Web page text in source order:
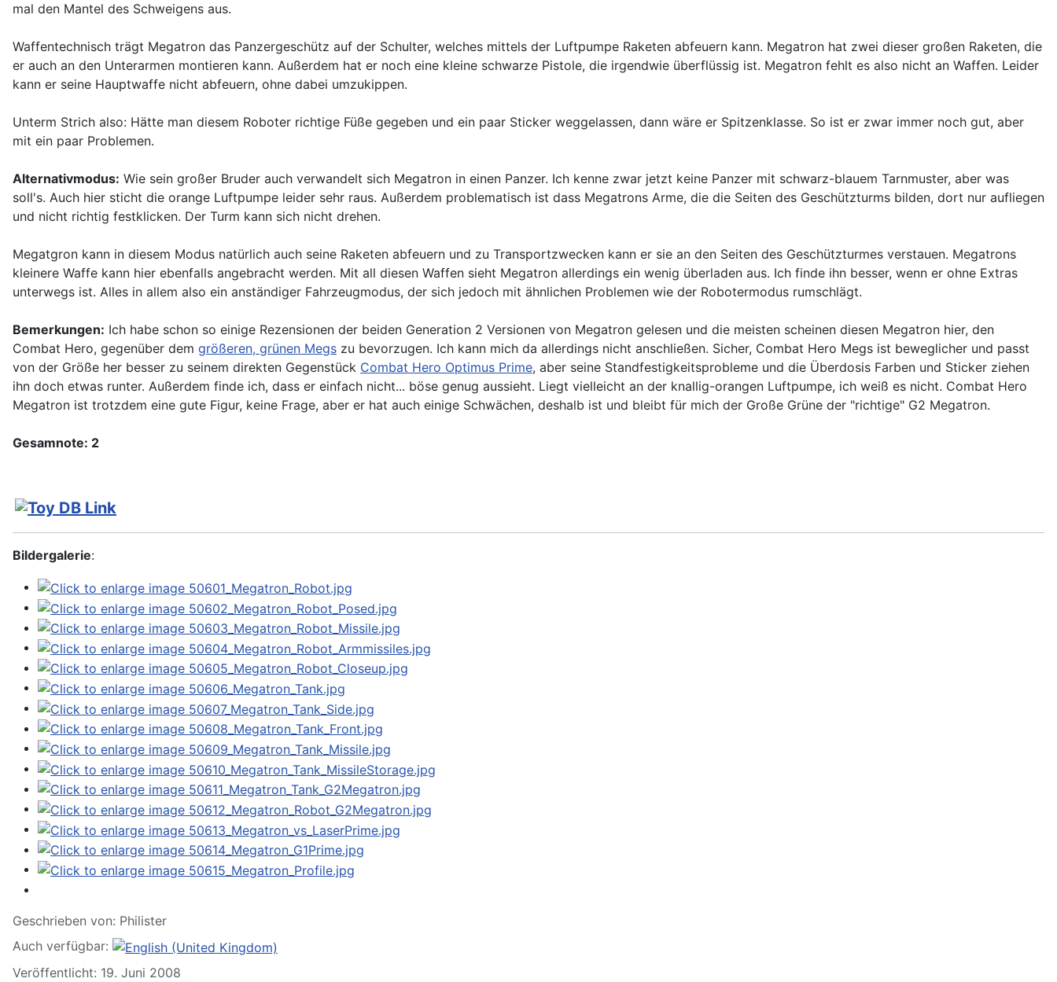
mal den Mantel des Schweigens aus.
Waffentechnisch trägt Megatron das Panzergeschütz auf der Schulter, welches mittels der Luftpumpe Raketen abfeuern kann. Megatron hat zwei dieser großen Raketen, die
er auch an den Unterarmen montieren kann. Außerdem hat er noch eine kleine schwarze Pistole, die irgendwie überflüssig ist. Megatron fehlt es also nicht an Waffen. Leider
kann er seine Hauptwaffe nicht abfeuern, ohne dabei umzukippen.
Unterm Strich also: Hätte man diesem Roboter richtige Füße gegeben und ein paar Sticker weggelassen, dann wäre er Spitzenklasse. So ist er zwar immer noch gut, aber
mit ein paar Problemen.
Alternativmodus: Wie sein großer Bruder auch verwandelt sich Megatron in einen Panzer. Ich kenne zwar jetzt keine Panzer mit schwarz-blauem Tarnmuster, aber was
soll's. Auch hier sticht die orange Luftpumpe leider sehr raus. Außerdem problematisch ist dass Megatrons Arme, die die Seiten des Geschützturms bilden, dort nur aufliegen
und nicht richtig festklicken. Der Turm kann sich nicht drehen.
Megatgron kann in diesem Modus natürlich auch seine Raketen abfeuern und zu Transportzwecken kann er sie an den Seiten des Geschützturmes verstauen. Megatrons
kleinere Waffe kann hier ebenfalls angebracht werden. Mit all diesen Waffen sieht Megatron allerdings ein wenig überladen aus. Ich finde ihn besser, wenn er ohne Extras
unterwegs ist. Alles in allem also ein anständiger Fahrzeugmodus, der sich jedoch mit ähnlichen Problemen wie der Robotermodus rumschlägt.
Bemerkungen: Ich habe schon so einige Rezensionen der beiden Generation 2 Versionen von Megatron gelesen und die meisten scheinen diesen Megatron hier, den
Combat Hero, gegenüber dem größeren, grünen Megs zu bevorzugen. Ich kann mich da allerdings nicht anschließen. Sicher, Combat Hero Megs ist beweglicher und passt
von der Größe her besser zu seinem direkten Gegenstück Combat Hero Optimus Prime, aber seine Standfestigkeitsprobleme und die Überdosis Farben und Sticker ziehen
ihn doch etwas runter. Außerdem finde ich, dass er einfach nicht... böse genug aussieht. Liegt vielleicht an der knallig-orangen Luftpumpe, ich weiß es nicht. Combat Hero
Megatron ist trotzdem eine gute Figur, keine Frage, aber er hat auch einige Schwächen, deshalb ist und bleibt für mich der Große Grüne der "richtige" G2 Megatron.
Gesamnote: 2
Bildergalerie:
Geschrieben von: Philister
Auch verfügbar:
Veröffentlicht: 19. Juni 2008